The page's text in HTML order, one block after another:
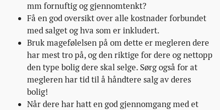
mm fornuftig og gjennomtenkt?
Få en god oversikt over alle kostnader forbundet
med salget og hva som er inkludert.
Bruk magefølelsen på om dette er megleren dere
har mest tro på, og den riktige for dere og nettopp
den type bolig dere skal selge. Sørg også for at
megleren har tid til å håndtere salg av deres
bolig!
Når dere har hatt en god gjennomgang med et